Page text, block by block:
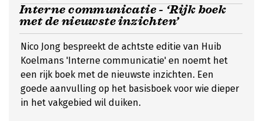
Interne communicatie - ‘Rijk boek
met de nieuwste inzichten’
Nico Jong bespreekt de achtste editie van Huib
Koelmans 'Interne communicatie' en noemt het
een rijk boek met de nieuwste inzichten. Een
goede aanvulling op het basisboek voor wie dieper
in het vakgebied wil duiken.